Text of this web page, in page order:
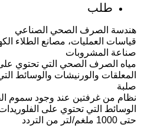
طلب
هندسة الصرف الصحي الصناعي
قياسات العمليات، مصانع الطلاء
صناعة المشروبات
مياه الصرف الصحي التي تحتوي
المعلقات والورنيشات والوسائط
صلبة
نظام من غرفتين عند وجود سموم
الوسائط التي تحتوي على
حتى 1000 ملغم/لتر من التردد